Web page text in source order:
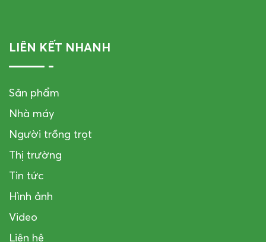
LIÊN KẾT NHANH
Sản phẩm
Nhà máy
Người trồng trọt
Thị trường
Tin tức
Hình ảnh
Video
Liên hệ